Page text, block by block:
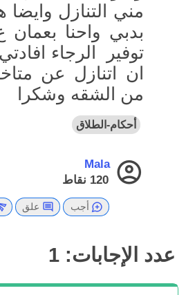
مني التنازل
بدبي واحنا
توفير الرجاء
ان اتنازل عن
من الشقه وشكرا
أحكام-الطلاق
Mala
120 نقاط
أجب علق
عدد الإجابات: 1